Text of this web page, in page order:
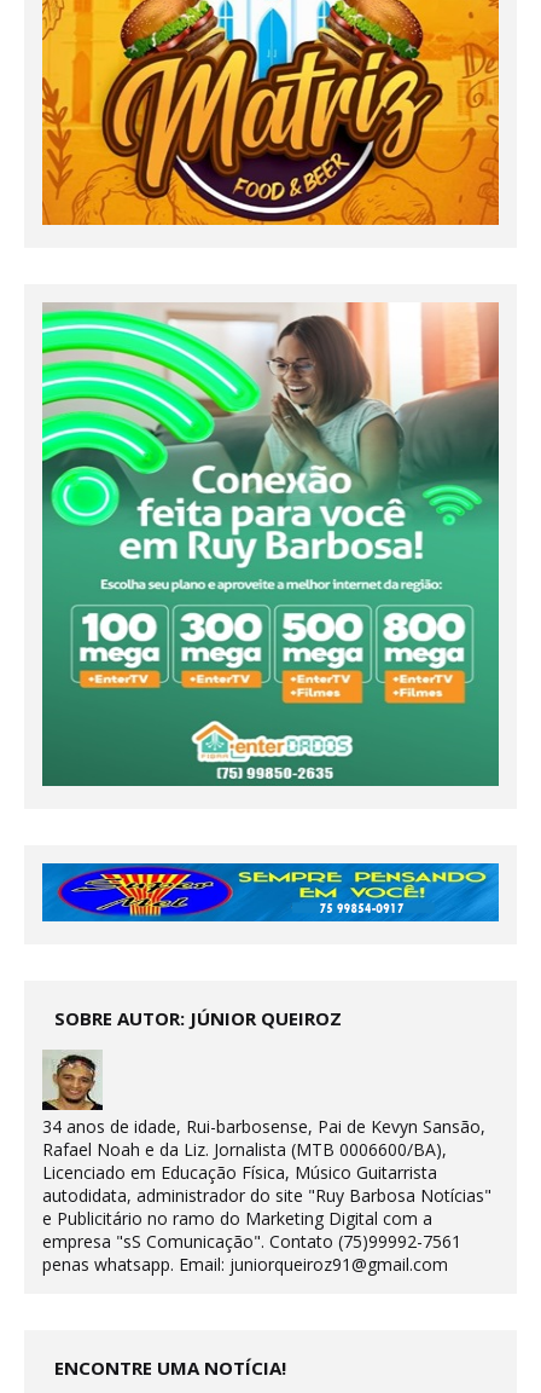
SOBRE AUTOR: JÚNIOR QUEIROZ
34 anos de idade, Rui-barbosense, Pai de Kevyn Sansão,
Rafael Noah e da Liz. Jornalista (MTB 0006600/BA),
Licenciado em Educação Física, Músico Guitarrista
autodidata, administrador do site "Ruy Barbosa Notícias"
e Publicitário no ramo do Marketing Digital com a
empresa "sS Comunicação". Contato (75)99992-7561
penas whatsapp. Email: juniorqueiroz91@gmail.com
ENCONTRE UMA NOTÍCIA!